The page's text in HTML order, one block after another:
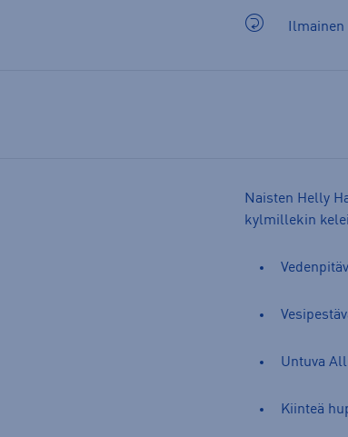
Naisten Helly
kylmillekin
Untuva
Kiinteä